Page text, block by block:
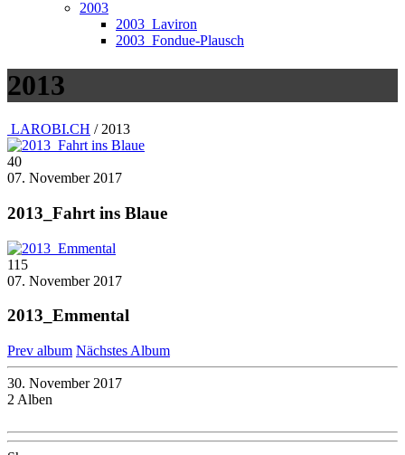
2003
2003_Laviron
2003_Fondue-Plausch
2013
LAROBI.CH / 2013
40
07. November 2017
2013_Fahrt ins Blaue
115
07. November 2017
2013_Emmental
Prev album Nächstes Album
30. November 2017
2 Alben